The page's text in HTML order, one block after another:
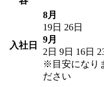
入社日
8月
19日 26日
9月
2日 9日 16日
※目安になり
ださい